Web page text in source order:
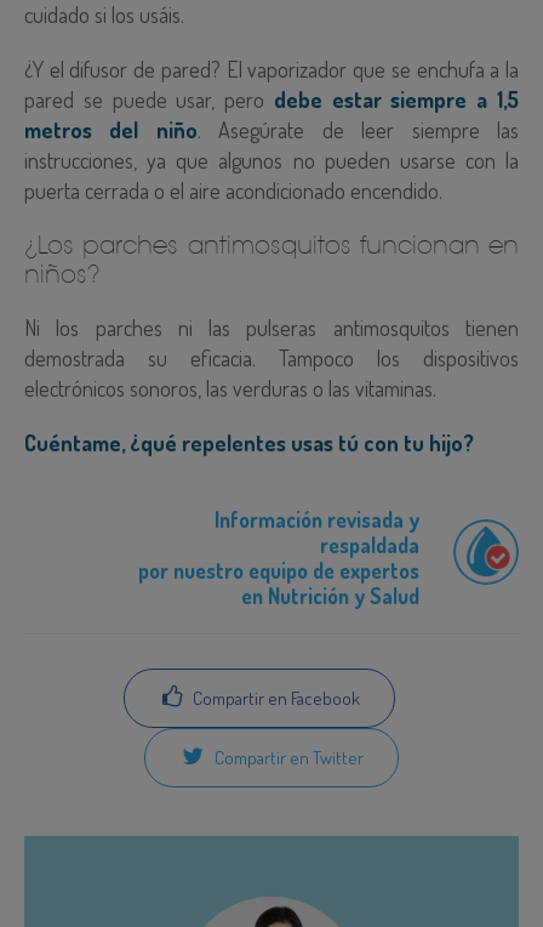
cuidado si los usáis.
¿Y el difusor de pared? El vaporizador que se enchufa a la
pared se puede usar, pero debe estar siempre a 1,5
metros del niño. Asegúrate de leer siempre las
instrucciones, ya que algunos no pueden usarse con la
puerta cerrada o el aire acondicionado encendido.
¿Los parches antimosquitos funcionan en
niños?
Ni los parches ni las pulseras antimosquitos tienen
demostrada su eficacia. Tampoco los dispositivos
electrónicos sonoros, las verduras o las vitaminas.
Cuéntame, ¿qué repelentes usas tú con tu hijo?
Información revisada y
respaldada
por nuestro equipo de expertos
en Nutrición y Salud
Compartir en Facebook
Compartir en Twitter